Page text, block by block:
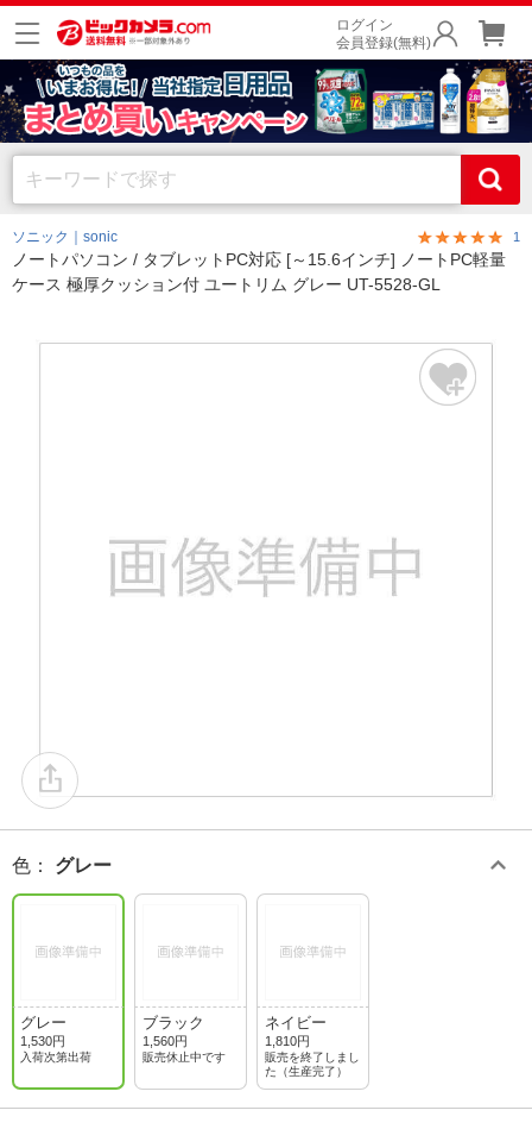
ログイン
会員登録(無料)
ソニック｜sonic 1
ノートパソコン / タブレットPC対応 [～15.6インチ] ノートPC軽量
ケース 極厚クッション付 ユートリム グレー UT-5528-GL
色 ： グレー
グレー
1,530円
入荷次第出荷
ブラック
1,560円
販売休止中です
ネイビー
1,810円
販売を終了しまし
た（生産完了）